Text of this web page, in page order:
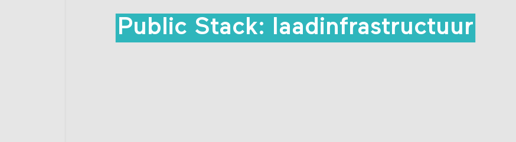
Public Stack: laadinfrastructuur